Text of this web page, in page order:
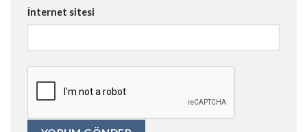
İnternet sitesi